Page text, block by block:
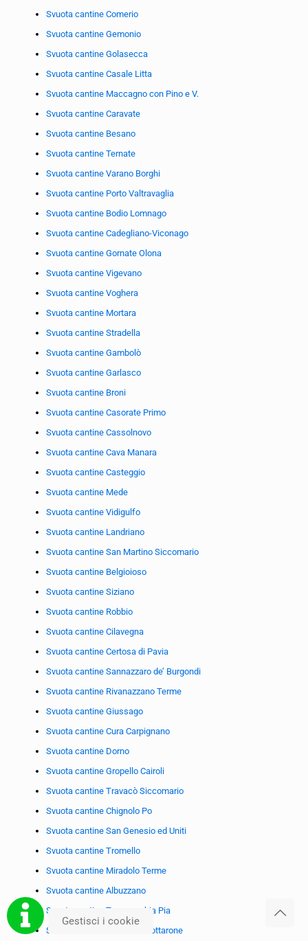
Svuota cantine Comerio
Svuota cantine Gemonio
Svuota cantine Golasecca
Svuota cantine Casale Litta
Svuota cantine Maccagno con Pino e V.
Svuota cantine Caravate
Svuota cantine Besano
Svuota cantine Ternate
Svuota cantine Varano Borghi
Svuota cantine Porto Valtravaglia
Svuota cantine Bodio Lomnago
Svuota cantine Cadegliano-Viconago
Svuota cantine Gornate Olona
Svuota cantine Vigevano
Svuota cantine Voghera
Svuota cantine Mortara
Svuota cantine Stradella
Svuota cantine Gambolò
Svuota cantine Garlasco
Svuota cantine Broni
Svuota cantine Casorate Primo
Svuota cantine Cassolnovo
Svuota cantine Cava Manara
Svuota cantine Casteggio
Svuota cantine Mede
Svuota cantine Vidigulfo
Svuota cantine Landriano
Svuota cantine San Martino Siccomario
Svuota cantine Belgioioso
Svuota cantine Siziano
Svuota cantine Robbio
Svuota cantine Cilavegna
Svuota cantine Certosa di Pavia
Svuota cantine Sannazzaro de’ Burgondi
Svuota cantine Rivanazzano Terme
Svuota cantine Giussago
Svuota cantine Cura Carpignano
Svuota cantine Dorno
Svuota cantine Gropello Cairoli
Svuota cantine Travacò Siccomario
Svuota cantine Chignolo Po
Svuota cantine San Genesio ed Uniti
Svuota cantine Tromello
Svuota cantine Miradolo Terme
Svuota cantine Albuzzano
Svuota cantine Torrevecchia Pia
Svuota cantine Bressana Bottarone
Gestisci i cookie